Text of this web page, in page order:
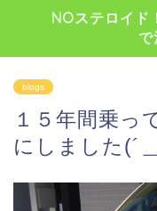
NOステロイド
で
blogs
１５年間乗っ
にしました(´